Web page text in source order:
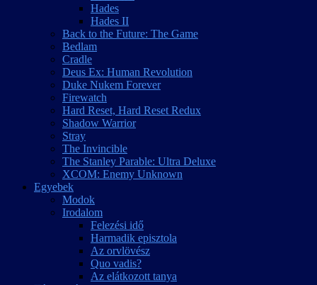
Hades
Hades II
Back to the Future: The Game
Bedlam
Cradle
Deus Ex: Human Revolution
Duke Nukem Forever
Firewatch
Hard Reset, Hard Reset Redux
Shadow Warrior
Stray
The Invincible
The Stanley Parable: Ultra Deluxe
XCOM: Enemy Unknown
Egyebek
Modok
Irodalom
Felezési idő
Harmadik episztola
Az orvlövész
Quo vadis?
Az elátkozott tanya